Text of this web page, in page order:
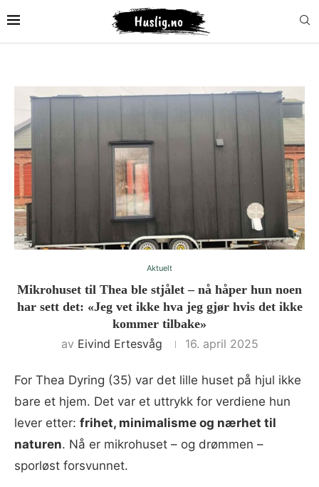
Aktuelt
Mikrohuset til Thea ble stjålet – nå håper hun noen
har sett det: «Jeg vet ikke hva jeg gjør hvis det ikke
kommer tilbake»
av Eivind Ertesvåg 16. april 2025
For Thea Dyring (35) var det lille huset på hjul ikke
bare et hjem. Det var et uttrykk for verdiene hun
lever etter: frihet, minimalisme og nærhet til
naturen. Nå er mikrohuset – og drømmen –
sporløst forsvunnet.